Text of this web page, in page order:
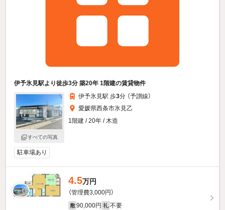
伊予氷見駅より徒歩3分 築20年 1階建の賃貸物件
すべての写真
伊予氷見駅 歩3分 （予讃線）
愛媛県西条市氷見乙
1階建 / 20年 / 木造
駐車場あり
4.5万円
（管理費3,000円）
敷 90,000円 礼 不要